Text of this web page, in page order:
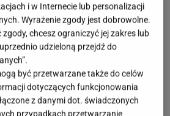
i w Internecie lub personalizacji
Wyrażenie zgody jest dobrowolne.
chcesz ograniczyć jej zakres lub
udzieloną przejdź do
być przetwarzane także do celów
dotyczących funkcjonowania
z danymi dot. świadczonych
przypadkach przetwarzanie